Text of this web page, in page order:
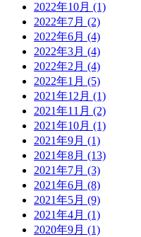
2022年10月 (1)
2022年7月 (2)
2022年6月 (4)
2022年3月 (4)
2022年2月 (4)
2022年1月 (5)
2021年12月 (1)
2021年11月 (2)
2021年10月 (1)
2021年9月 (1)
2021年8月 (13)
2021年7月 (3)
2021年6月 (8)
2021年5月 (9)
2021年4月 (1)
2020年9月 (1)